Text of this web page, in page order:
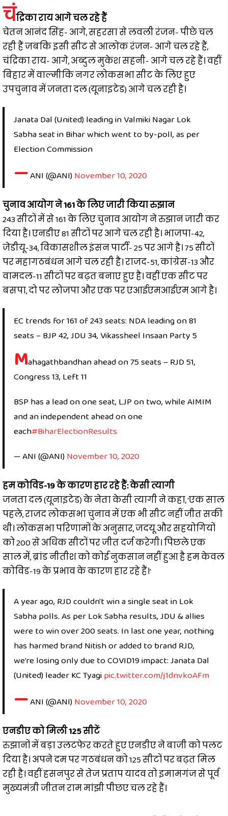
चंद्रिका राय आगे चल रहे हैं
चेतन आनंद सिंह- आगे, सहरसा से लवली रंजन- पीछे चल
रही हैं जबकि इसी सीट से आलोक रंजन- आगे चल रहे हैं,
चंद्रिका राय- आगे, अब्दुल मुकेश सहनी- आगे चल रहे हैं। वहीं
बिहार में वाल्मीकि नगर लोकसभा सीट के लिए हुए
उपचुनाव में जनता दल (यूनाइटेड) आगे चल रही है।
Janata Dal (United) leading in Valmiki Nagar Lok
Sabha seat in Bihar which went to by-poll, as per
Election Commission
—ANI (@ANI)November 10, 2020
चुनाव आयोग ने 161 के लिए जारी किया रुझान
243 सीटों में से 161 के लिए चुनाव आयोग ने रुझान जारी कर
दिया है। एनडीए 81 सीटों पर आगे चल रही है। भाजपा-42,
जेडीयू-34, विकासशील इंसन पार्टी- 25 पर आगे है। 75 सीटों
पर महागठबंधन आगे चल रही है। राजद-51, कांग्रेस-13 और
वामदल-11 सीटों पर बढ़त बनाए हुए है। वहीं एक सीट पर
बसपा, दो पर लोजपा और एक पर एआईएमआईएम आगे है।
EC trends for 161 of 243 seats: NDA leading on 81
seats – BJP 42, JDU 34, Vikassheel Insaan Party 5
Mahagathbandhan ahead on 75 seats – RJD 51,
Congress 13, Left 11
BSP has a lead on one seat, LJP on two, while AIMIM
and an independent ahead on one
each#BiharElectionResults
— ANI (@ANI)November 10, 2020
हम कोविड-19 के कारण हार रहे हैं: केसी त्यागी
जनता दल (यूनाइटेड) के नेता केसी त्यागी ने कहा, ‘एक साल
पहले, राजद लोकसभा चुनाव में एक भी सीट नहीं जीत सकी
थी। लोकसभा परिणामों के अनुसार, जदयू और सहयोगियों
को 200 से अधिक सीटों पर जीत दर्ज करेगी। पिछले एक
साल में, ब्रांड नीतीश को कोई नुकसान नहीं हुआ है हम केवल
कोविड-19 के प्रभाव के कारण हार रहे हैं।’
A year ago, RJD couldn't win a single seat in Lok
Sabha polls. As per Lok Sabha results, JDU & allies
were to win over 200 seats. In last one year, nothing
has harmed brand Nitish or added to brand RJD,
we're losing only due to COVID19 impact: Janata Dal
(United) leader KC Tyagipic.twitter.com/j1dnvkoAFm
—ANI (@ANI)November 10, 2020
एनडीए को मिली 125 सीटें
रुझानों में बड़ा उलटफेर करते हुए एनडीए ने बाजी को पलट
दिया है। अपने दम पर गठबंधन को 125 सीटों पर बढ़त मिल
रही है। वहीं हसनपुर से तेज प्रताप यादव तो इमामगंज से पूर्व
मुख्यमंत्री जीतन राम मांझी पीछए चल रहे हैं।